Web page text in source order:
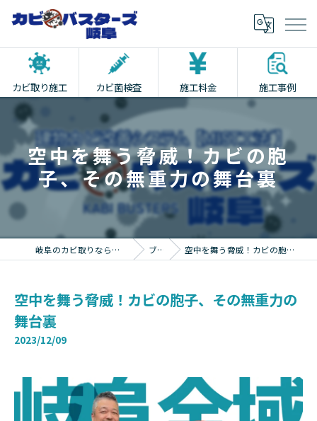
カビ取り施工 カビ菌検査 施工料金 施工事例
空中を舞う脅威！カビの胞
子、その無重力の舞台裏
岐阜のカビ取りならカビバスターズ岐阜 ブログ 空中を舞う脅威！カビの胞子、その無重力の舞台裏
空中を舞う脅威！カビの胞子、その無重力の
舞台裏
2023/12/09